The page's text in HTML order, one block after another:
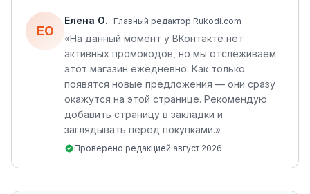
ЕО
Елена О. Главный редактор Rukodi.com
«На данный момент у ВКонтакте нет
активных промокодов, но мы отслеживаем
этот магазин ежедневно. Как только
появятся новые предложения — они сразу
окажутся на этой странице. Рекомендую
добавить страницу в закладки и
заглядывать перед покупками.»
Проверено редакцией август 2026